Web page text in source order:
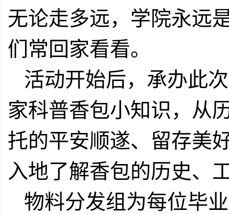
无论走多远，学院永远
们常回家看看。
活动开始后，承办此
家科普香包小知识，从
托的平安顺遂、留存美
入地了解香包的历史、
物料分发组为每位毕